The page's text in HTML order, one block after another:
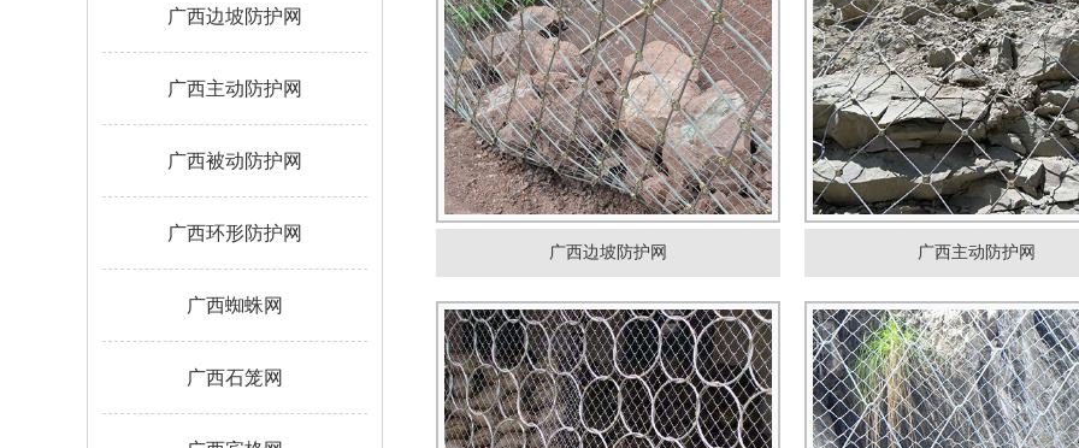
广西边坡防护网
广西主动防护网
广西被动防护网
广西环形防护网
广西蜘蛛网
广西石笼网
广西边坡防护网 广西主动防护网